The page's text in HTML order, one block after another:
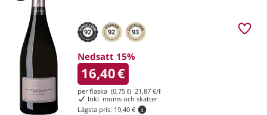
92 92 93
Nedsatt 15%
16,40€
per flaska (0,75 ℓ) 21,87 €/ℓ
Inkl. moms och skatter
Lägsta pris: 19,40 €